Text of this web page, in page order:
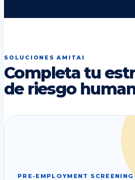
SOLUCIONES AMITAI
Completa tu
de riesgo
PRE-EMPLOYMENT SCREENING